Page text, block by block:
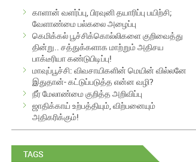
A
காளான் வளர்ப்பு, பிரவுனி தயாரிப்பு பயிற்சி;
வேளாண்மை பல்கலை அழைப்பு
கெமிக்கல் பூச்சிக்கொல்லிகளை குறிவைத்து
தின்று.. சத்துக்களாக மாற்றும் அதிசய
பாக்டீரியா கண்டுபிடிப்பு!
மாவுப்பூச்சி: விவசாயிகளின் மெயின் வில்லனே
இதுதான்- கட்டுப்படுத்த என்ன வழி?
நீர் மேலாண்மை குறித்த அறிவிப்பு
ஜாதிக்காய் உற்பத்தியும், விற்பனையும்
அதிகரிக்கும்!
TAGS